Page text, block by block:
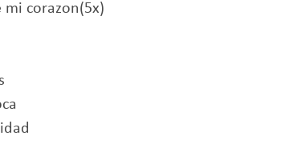
corazon(5x)